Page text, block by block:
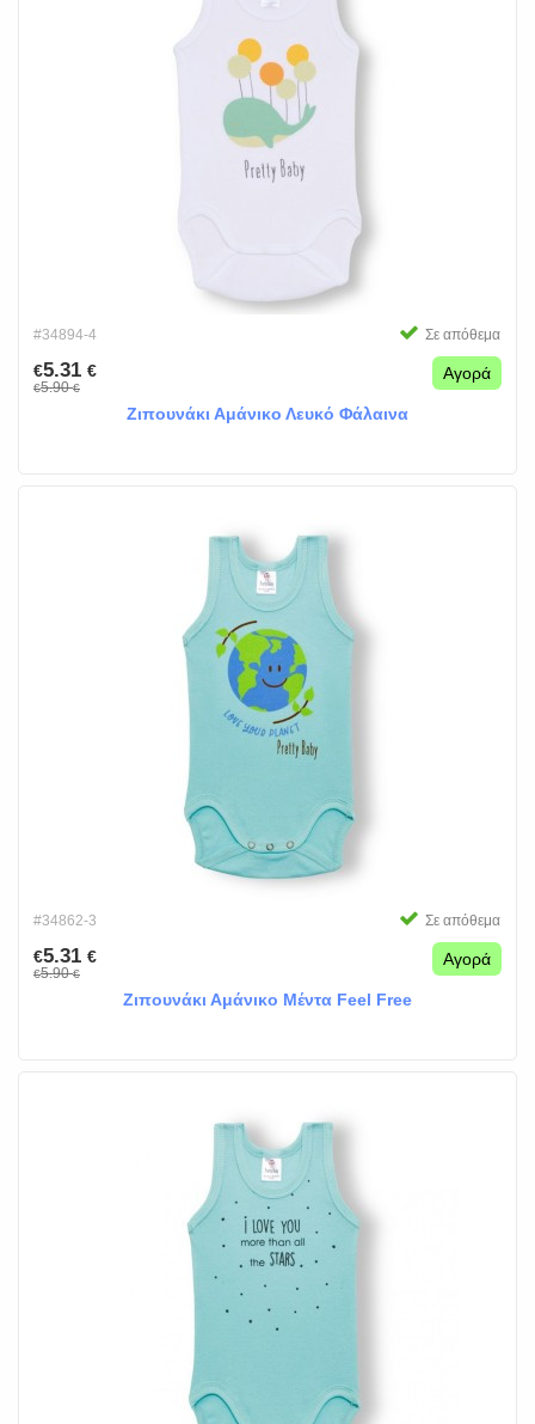
#34894-4 Σε απόθεμα
€5.31 €
€5.90€
Αγορά
Ζιπουνάκι Αμάνικο Λευκό Φάλαινα
#34862-3 Σε απόθεμα
€5.31 €
€5.90€
Αγορά
Ζιπουνάκι Αμάνικο Μέντα Feel Free